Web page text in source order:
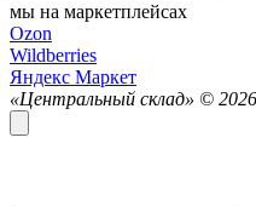
мы на маркетплейсах
Ozon
Wildberries
Яндекс Маркет
«Центральный склад» © 2026